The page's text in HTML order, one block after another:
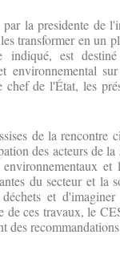
par la presidente de
transformer en un
indiqué, est
environnemental
de l'État, les
de la
des acteurs de
du secteur et la
et d'imaginer
de ces travaux, le
des